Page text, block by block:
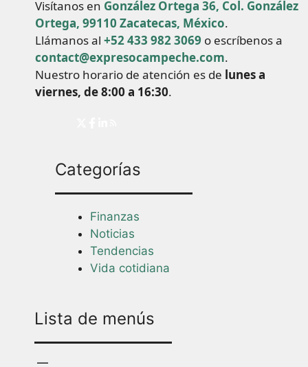
Visítanos en González Ortega 36, Col. González
Ortega, 99110 Zacatecas, México.
Llámanos al +52 433 982 3069 o escríbenos a
contact@expresocampeche.com.
Nuestro horario de atención es de lunes a
viernes, de 8:00 a 16:30.
Categorías
Finanzas
Noticias
Tendencias
Vida cotidiana
Lista de menús